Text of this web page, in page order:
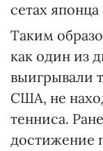
сетах
Таким
как один из
выигрывали
США, не
тенниса.
достижение